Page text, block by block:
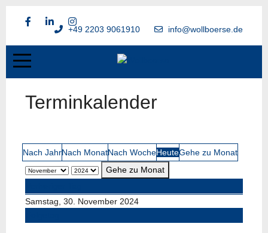
+49 2203 9061910 info@wollboerse.de
Terminkalender
Nach JahrNach MonatNach WocheHeuteGehe zu Monat
Gehe zu Monat
Samstag, 30. November 2024